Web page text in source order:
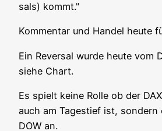
sals) kommt."
Kom­men­tar und Han­del heu­te
Ein Rever­sal wur­de heu­te vom
sie­he Chart.
Es spielt kei­ne Rol­le ob der
auch am Tages­tief ist, son­dern
DOW an.